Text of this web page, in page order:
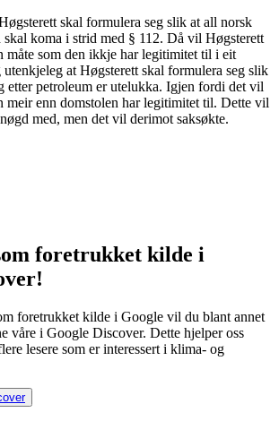
skal formulera seg slik at all norsk
skal koma i strid med § 112. Då vil Høgsterett
måte som den ikkje har legitimitet til i eit
at Høgsterett skal formulera seg slik
etter petroleum er utelukka. Igjen fordi det vil
meir enn domstolen har legitimitet til. Dette vil
med, men det vil derimot saksøkte.
foretrukket kilde i
foretrukket kilde i Google vil du blant annet
våre i Google Discover. Dette hjelper oss
lesere som er interessert i klima- og